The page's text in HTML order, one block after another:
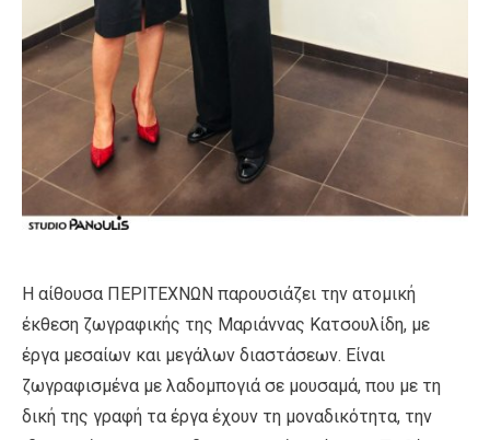
Η αίθουσα ΠΕΡΙΤΕΧΝΩΝ παρουσιάζει την ατομική
έκθεση ζωγραφικής της Μαριάννας Κατσουλίδη, με
έργα μεσαίων και μεγάλων διαστάσεων. Είναι
ζωγραφισμένα με λαδομπογιά σε μουσαμά, που με τη
δική της γραφή τα έργα έχουν τη μοναδικότητα, την